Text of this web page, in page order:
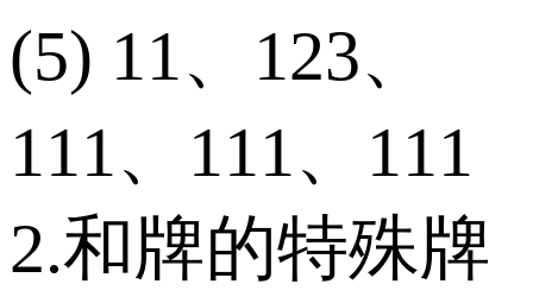
(5) 11、123、
111、111、111
2.和牌的特殊牌